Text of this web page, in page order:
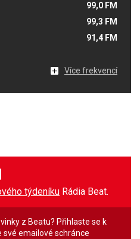
99,0 FM
99,3 FM
91,4 FM
Více frekvencí
týdeníku Rádia Beat.
z Beatu? Přihlaste se k
své emailové schránce